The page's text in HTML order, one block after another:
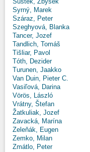
Syrný, Marek
Száraz, Peter
Szeghyová, Blanka
Tancer, Jozef
Tandlich, Tomáš
Tišliar, Pavol
Tóth, Dezider
Turunen, Jaakko
Van Duin, Pieter C.
Vasiľová, Darina
Vörös, László
Vrátny, Štefan
Žatkuliak, Jozef
Zavacká, Marína
Zeleňák, Eugen
Zemko, Milan
Zmátlo, Peter